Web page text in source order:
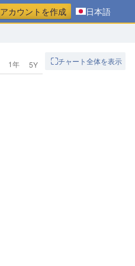
アカウントを作成 日本語
1年 5Y チャート全体を表示